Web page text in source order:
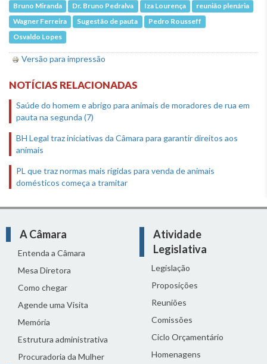
Bruno Miranda Dr. Bruno Pedralva Iza Lourença
reunião plenária
Wagner Ferreira
Sugestão de pauta
Pedro Rousseff
Osvaldo Lopes
Versão para impressão
NOTÍCIAS RELACIONADAS
Saúde do homem e abrigo para animais de moradores de rua em
pauta na segunda (7)
BH Legal traz iniciativas da Câmara para garantir direitos aos
animais
PL que traz normas mais rígidas para venda de animais
domésticos começa a tramitar
A Câmara
Entenda a Câmara
Mesa Diretora
Como chegar
Agende uma Visita
Memória
Estrutura administrativa
Procuradoria da Mulher
Atividade
Legislativa
Legislação
Proposições
Reuniões
Comissões
Ciclo Orçamentário
Homenagens